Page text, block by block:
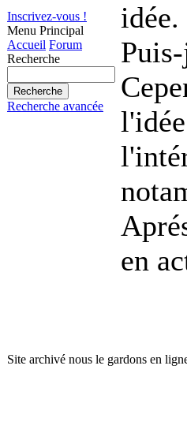
Inscrivez-vous !
Menu Principal
Accueil Forum
Recherche
Recherche avancée
idée.
en
Site archivé nous le gardons en